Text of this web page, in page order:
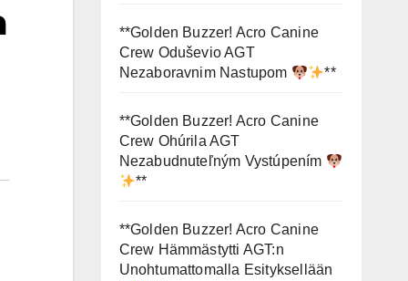
**Golden Buzzer! Acro Canine
Crew Oduševio AGT
Nezaboravnim Nastupom
**
**Golden Buzzer! Acro Canine
Crew Ohúrila AGT
Nezabudnuteľným Vystúpením
**
**Golden Buzzer! Acro Canine
Crew Hämmästytti AGT:n
Unohtumattomalla Esityksellään